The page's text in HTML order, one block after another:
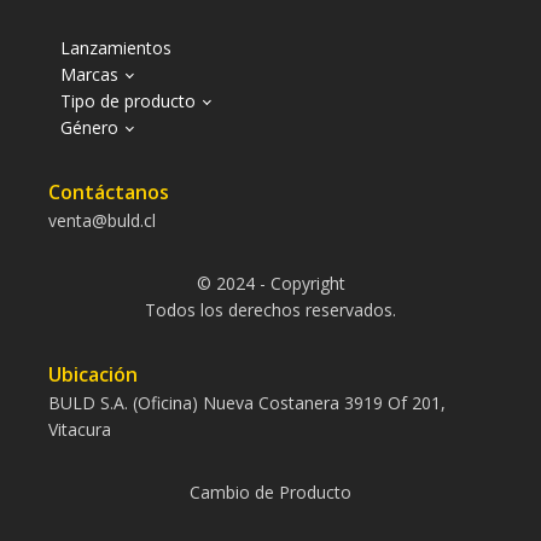
Lanzamientos
Marcas
Tipo de producto
Género
Contáctanos
venta@buld.cl
© 2024 - Copyright
Todos los derechos reservados.
Ubicación
BULD S.A. (Oficina) Nueva Costanera 3919 Of 201,
Vitacura
Cambio de Producto